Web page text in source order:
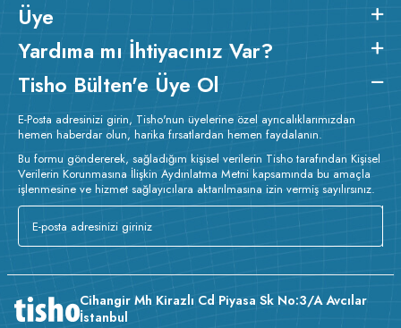
C sıcaklıkta ve tersten yıkanır.
yapılmaz.Kurutma makinesinde kurutulmaz.Orta ısıda ve
tersten ütülenir.
Üye
Yardıma mı İhtiyacınız Var?
Tisho Bülten'e Üye Ol
E-Posta adresinizi girin, Tisho'nun üyelerine özel ayrıcalıklarımızdan
hemen haberdar olun, harika fırsatlardan hemen faydalanın.
Bu formu göndererek, sağladığım kişisel verilerin Tisho tarafından Kişisel
Verilerin Korunmasına İlişkin Aydınlatma Metni kapsamında bu amaçla
işlenmesine ve hizmet sağlayıcılara aktarılmasına izin vermiş sayılırsınız.
Cihangir Mh Kirazlı Cd Piyasa Sk No:3/A Avcılar
İstanbul